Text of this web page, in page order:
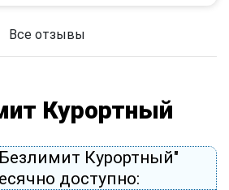
Все отзывы
Курортный
Курортный"
доступно: